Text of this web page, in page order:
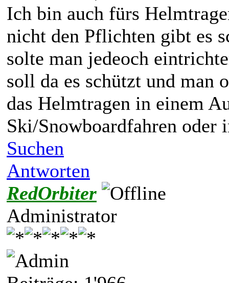
Ich bin auch fürs
nicht den Pflichten gibt es
solte man jedeoch
soll da es schützt und man
das Helmtragen in einem
Ski/Snowboardfahren oder
Suchen
Antworten
RedOrbiter
Administrator